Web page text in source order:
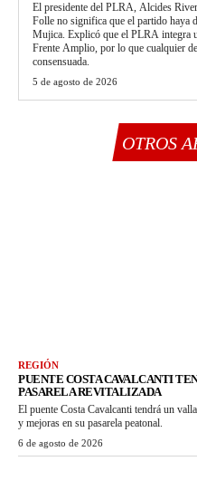
El presidente del PLRA, Alcides
Folle no significa que el partido haya
Mujica. Explicó que el PLRA integra
Frente Amplio, por lo que cualquier
consensuada.
5 de agosto de 2026
OTROS
REGIÓN
PUENTE COSTA CAVALCANTI
PASARELA REVITALIZADA
El puente Costa Cavalcanti tendrá un
y mejoras en su pasarela peatonal.
6 de agosto de 2026